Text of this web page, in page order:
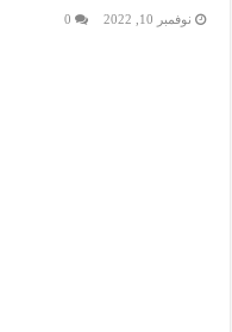
نوفمبر 10, 2022 0